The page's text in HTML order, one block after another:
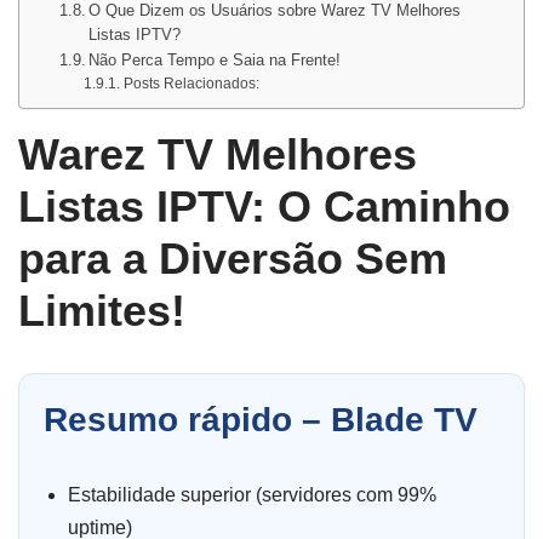
O Que Dizem os Usuários sobre Warez TV Melhores
Listas IPTV?
Não Perca Tempo e Saia na Frente!
Posts Relacionados:
Warez TV Melhores
Listas IPTV: O Caminho
para a Diversão Sem
Limites!
Resumo rápido – Blade TV
Estabilidade superior (servidores com 99%
uptime)